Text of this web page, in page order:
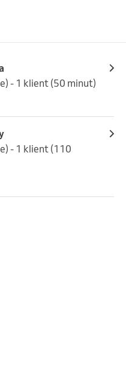
- 1 klient (50 minut)
- 1 klient (110